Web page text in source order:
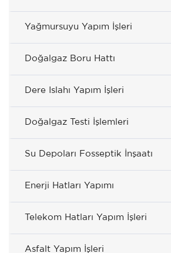
Yağmursuyu Yapım İşleri
Doğalgaz Boru Hattı
Dere Islahı Yapım İşleri
Doğalgaz Testi İşlemleri
Su Depoları Fosseptik İnşaatı
Enerji Hatları Yapımı
Telekom Hatları Yapım İşleri
Asfalt Yapım İşleri